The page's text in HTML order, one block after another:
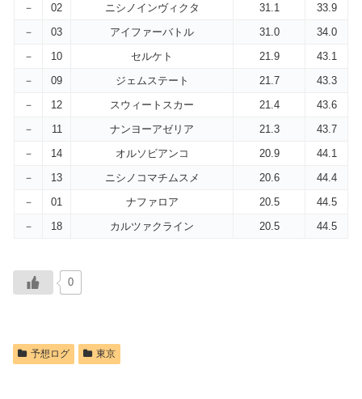
－
02 ニシノインヴィクタ 31.1
33.9
－
03 アイファーバトル 31.0
34.0
－
10 セルケト 21.9
43.1
－
09 ジェムステート 21.7
43.3
－
12 スウィートスカー 21.4
43.6
－
11 ナンヨーアゼリア 21.3
43.7
－
14 オルソビアンコ 20.9
44.1
－
13 ニシノコマチムスメ 20.6
44.4
－
01 ナファロア 20.5
44.5
－
18 カルツァクライン 20.5 44.5
0
予想ログ 東京